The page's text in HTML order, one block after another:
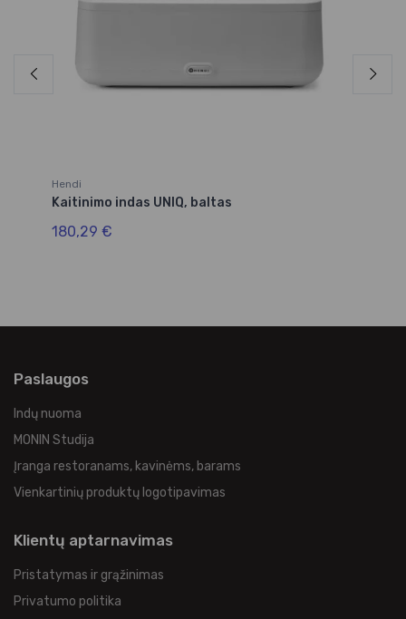
Hendi
Kaitinimo indas UNIQ, baltas
180,29 €
Paslaugos
Indų nuoma
MONIN Studija
Įranga restoranams, kavinėms, barams
Vienkartinių produktų logotipavimas
Klientų aptarnavimas
Pristatymas ir grąžinimas
Privatumo politika